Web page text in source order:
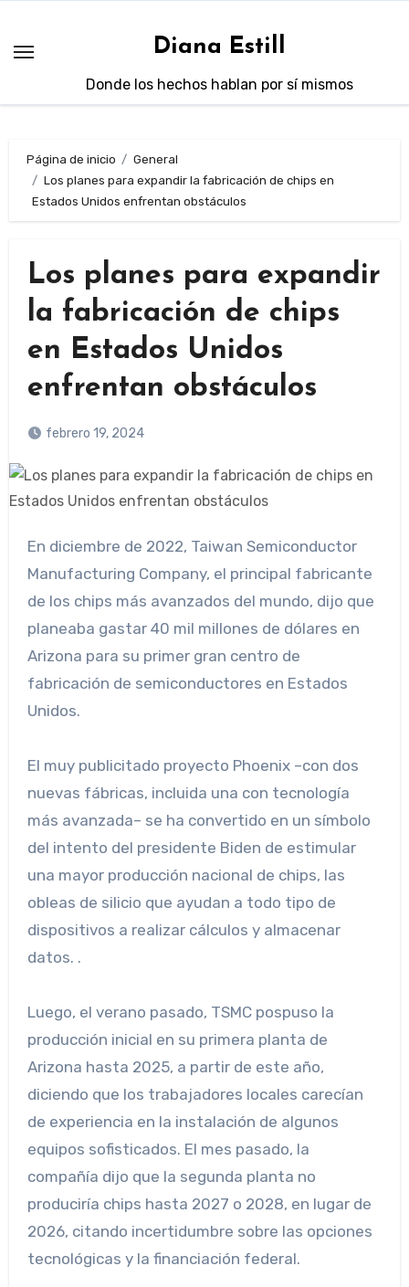
contenido
Diana Estill
Donde los hechos hablan por sí mismos
Página de inicio
General
Los planes para expandir la fabricación de chips en
Estados Unidos enfrentan obstáculos
Los planes para expandir
la fabricación de chips
en Estados Unidos
enfrentan obstáculos
febrero 19, 2024
En diciembre de 2022, Taiwan Semiconductor
Manufacturing Company, el principal fabricante
de los chips más avanzados del mundo, dijo que
planeaba gastar 40 mil millones de dólares en
Arizona para su primer gran centro de
fabricación de semiconductores en Estados
Unidos.
El muy publicitado proyecto Phoenix –con dos
nuevas fábricas, incluida una con tecnología
más avanzada– se ha convertido en un símbolo
del intento del presidente Biden de estimular
una mayor producción nacional de chips, las
obleas de silicio que ayudan a todo tipo de
dispositivos a realizar cálculos y almacenar
datos. .
Luego, el verano pasado, TSMC pospuso la
producción inicial en su primera planta de
Arizona hasta 2025, a partir de este año,
diciendo que los trabajadores locales carecían
de experiencia en la instalación de algunos
equipos sofisticados. El mes pasado, la
compañía dijo que la segunda planta no
produciría chips hasta 2027 o 2028, en lugar de
2026, citando incertidumbre sobre las opciones
tecnológicas y la financiación federal.